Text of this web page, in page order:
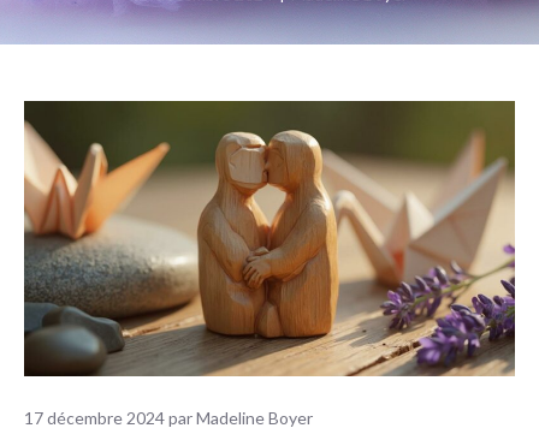
17 décembre 2024parMadeline Boyer